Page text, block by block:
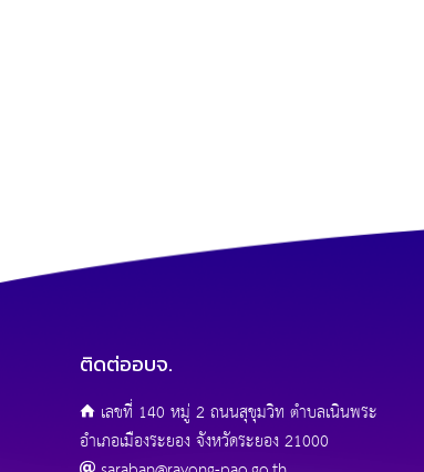
ติดต่ออบจ.
เลขที่ 140 หมู่ 2 ถนนสุขุมวิท ตำบลเนินพระ
อำเภอเมืองระยอง จังหวัดระยอง 21000